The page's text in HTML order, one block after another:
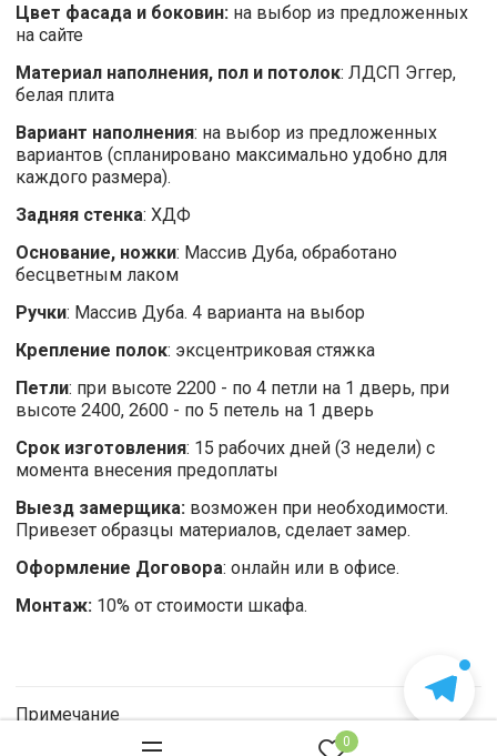
Цвет фасада и боковин: на выбор из предложенных
на сайте
Материал наполнения, пол и потолок: ЛДСП Эггер,
белая плита
Вариант наполнения: на выбор из предложенных
вариантов (спланировано максимально удобно для
каждого размера).
Задняя стенка: ХДФ
Основание, ножки: Массив Дуба, обработано
бесцветным лаком
Ручки: Массив Дуба. 4 варианта на выбор
Крепление полок: эксцентриковая стяжка
Петли: при высоте 2200 - по 4 петли на 1 дверь, при
высоте 2400, 2600 - по 5 петель на 1 дверь
Срок изготовления: 15 рабочих дней (3 недели) с
момента внесения предоплаты
Выезд замерщика: возможен при необходимости.
Привезет образцы материалов, сделает замер.
Оформление Договора: онлайн или в офисе.
Монтаж: 10% от стоимости шкафа.
Примечание
0